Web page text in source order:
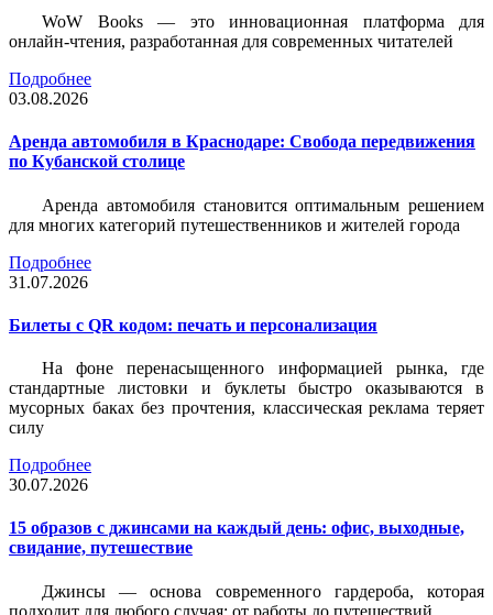
WoW Books — это инновационная платформа для
онлайн-чтения, разработанная для современных читателей
Подробнее
03.08.2026
Аренда автомобиля в Краснодаре: Свобода передвижения
по Кубанской столице
Аренда автомобиля становится оптимальным решением
для многих категорий путешественников и жителей города
Подробнее
31.07.2026
Билеты c QR кодом: печать и персонализация
На фоне перенасыщенного информацией рынка, где
стандартные листовки и буклеты быстро оказываются в
мусорных баках без прочтения, классическая реклама теряет
силу
Подробнее
30.07.2026
15 образов с джинсами на каждый день: офис, выходные,
свидание, путешествие
Джинсы — основа современного гардероба, которая
подходит для любого случая: от работы до путешествий